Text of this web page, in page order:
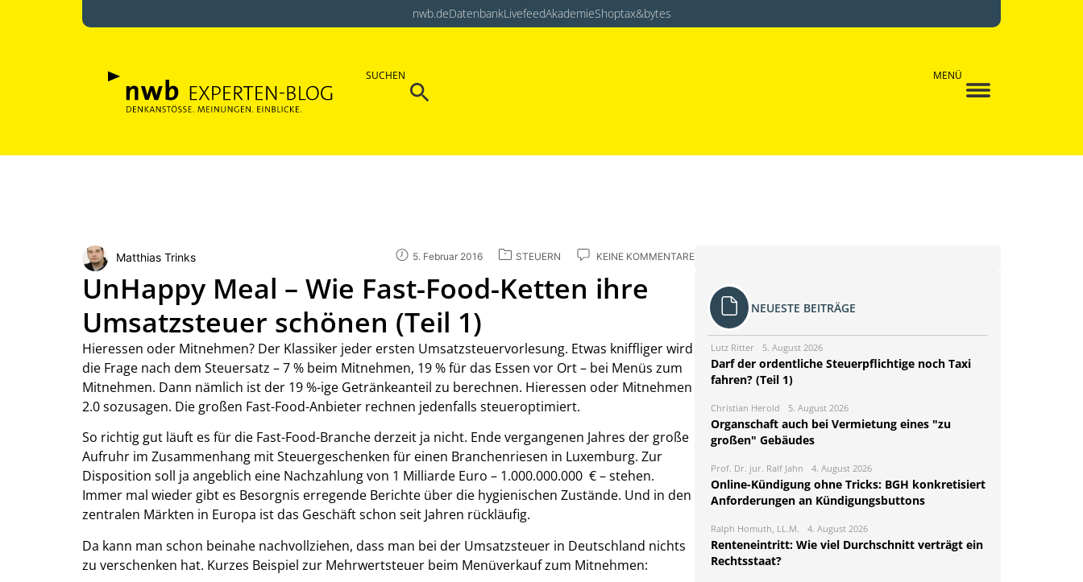
nwb.deDatenbankLivefeedAkademieShoptax&bytes
SUCHEN
Search
MENÜ
Matthias Trinks 5. Februar 2016 STEUERN KEINE KOMMENTARE
UnHappy Meal – Wie Fast-Food-Ketten ihre
Umsatzsteuer schönen (Teil 1)
Hieressen oder Mitnehmen? Der Klassiker jeder ersten Umsatzsteuervorlesung. Etwas kniffliger wird
die Frage nach dem Steuersatz – 7 % beim Mitnehmen, 19 % für das Essen vor Ort – bei Menüs zum
Mitnehmen. Dann nämlich ist der 19 %-ige Getränkeanteil zu berechnen. Hieressen oder Mitnehmen
2.0 sozusagen. Die großen Fast-Food-Anbieter rechnen jedenfalls steueroptimiert.
So richtig gut läuft es für die Fast-Food-Branche derzeit ja nicht. Ende vergangenen Jahres der große
Aufruhr im Zusammenhang mit Steuergeschenken für einen Branchenriesen in Luxemburg. Zur
Disposition soll ja angeblich eine Nachzahlung von 1 Milliarde Euro – 1.000.000.000 € – stehen.
Immer mal wieder gibt es Besorgnis erregende Berichte über die hygienischen Zustände. Und in den
zentralen Märkten in Europa ist das Geschäft schon seit Jahren rückläufig.
Da kann man schon beinahe nachvollziehen, dass man bei der Umsatzsteuer in Deutschland nichts
zu verschenken hat. Kurzes Beispiel zur Mehrwertsteuer beim Menüverkauf zum Mitnehmen:
NEUESTE BEITRÄGE
Lutz Ritter 5. August 2026
Darf der ordentliche Steuerpflichtige noch Taxi
fahren? (Teil 1)
Christian Herold 5. August 2026
Organschaft auch bei Vermietung eines "zu
großen" Gebäudes
Prof. Dr. jur. Ralf Jahn 4. August 2026
Online-Kündigung ohne Tricks: BGH konkretisiert
Anforderungen an Kündigungsbuttons
Ralph Homuth, LL.M. 4. August 2026
Renteneintritt: Wie viel Durchschnitt verträgt ein
Rechtsstaat?